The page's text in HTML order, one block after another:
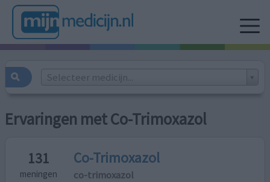
Selecteer medicijn...
Ervaringen met Co-Trimoxazol
131
meningen
Co-Trimoxazol
co-trimoxazol